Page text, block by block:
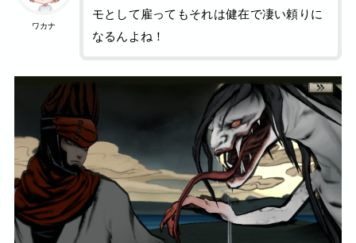
ワカナ
モとして雇ってもそれは健在で凄い頼りに
なるんよね！